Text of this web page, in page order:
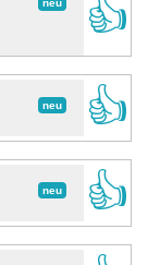
neu
👍
neu
👍
neu
👍